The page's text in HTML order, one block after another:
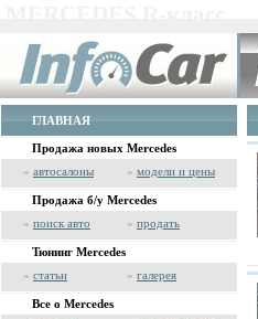
ГЛАВНАЯ
Продажа новых Mercedes
» автосалоны » модели и цены
Продажа б/у Mercedes
» поиск авто » продать
Тюнинг Mercedes
» статьи » галерея
Все о Mercedes